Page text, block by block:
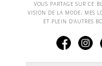
VOUS PARTAGE SUR CE
VISION DE LA MODE, MES
ET PLEIN D'AUTRES